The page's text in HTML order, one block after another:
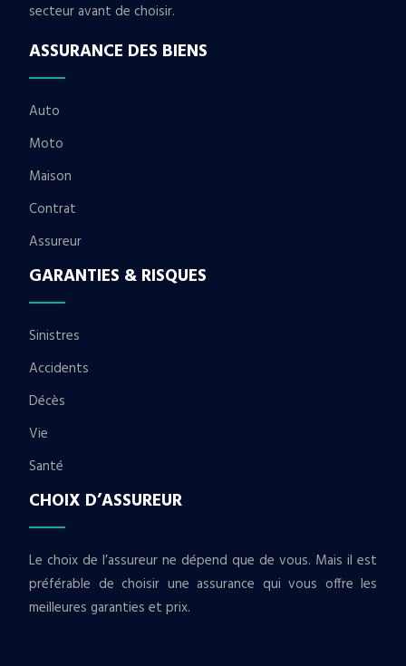
secteur avant de choisir.
ASSURANCE DES BIENS
Auto
Moto
Maison
Contrat
Assureur
GARANTIES & RISQUES
Sinistres
Accidents
Décès
Vie
Santé
CHOIX D’ASSUREUR
Le choix de l’assureur ne dépend que de vous. Mais il est
préférable de choisir une assurance qui vous offre les
meilleures garanties et prix.